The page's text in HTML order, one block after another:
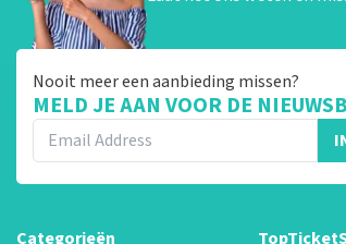
Nooit meer een aanbieding missen?
MELD JE AAN VOOR DE
Categorieën